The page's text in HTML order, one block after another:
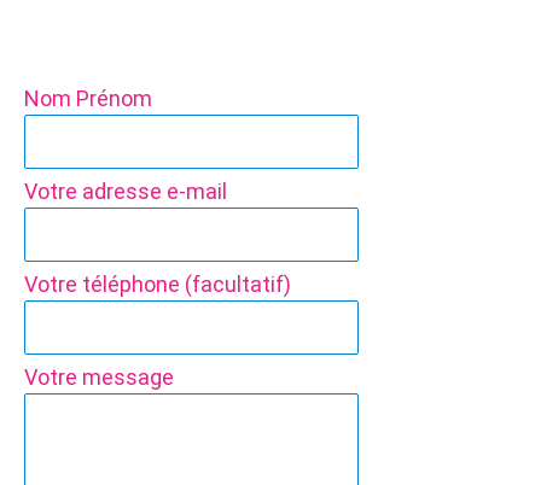
Nom Prénom
Votre adresse e-mail
Votre téléphone (facultatif)
Votre message